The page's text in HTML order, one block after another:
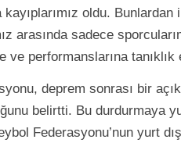
oldu.
arasında sadece
ve performanslarına
deprem sonrası bir
belirtti. Bu durdurmaya
Federasyonu’nun yurt